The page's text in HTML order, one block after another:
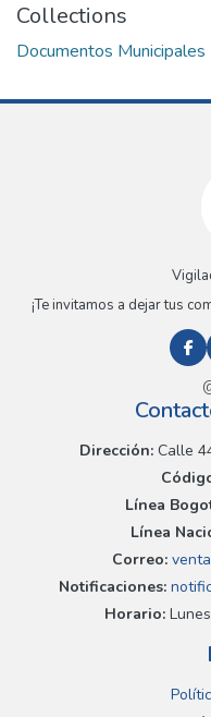
Collections
Documentos Municipales
¡Te invitamos a dejar tus
Dirección:Calle
Línea
Línea
Correo:
Notificaciones:
Horario:Lunes